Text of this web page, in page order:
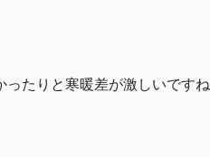
たりと寒暖差が激しいですね